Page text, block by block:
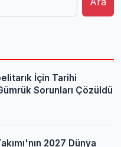
İçin Tarihi
Sorunları Çözüldü
2027 Dünya